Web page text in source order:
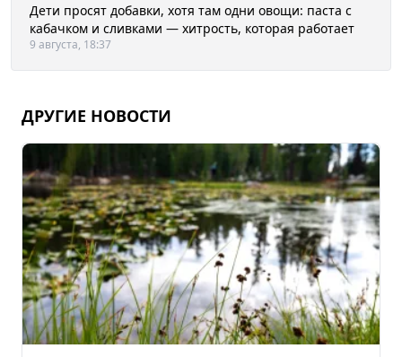
Дети просят добавки, хотя там одни овощи: паста с
кабачком и сливками — хитрость, которая работает
9 августа, 18:37
ДРУГИЕ НОВОСТИ